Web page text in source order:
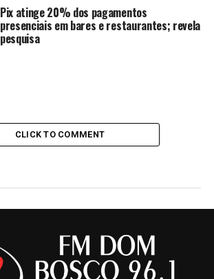
Pix atinge 20% dos pagamentos
presenciais em bares e restaurantes; revela
pesquisa
CLICK TO COMMENT